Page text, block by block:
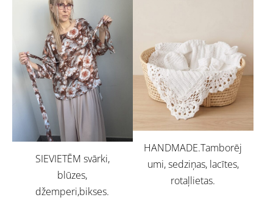
SIEVIETĒM svārki,
blūzes,
džemperi,bikses.
HANDMADE.Tamborēj
umi, sedziņas, lacītes,
rotaļlietas.